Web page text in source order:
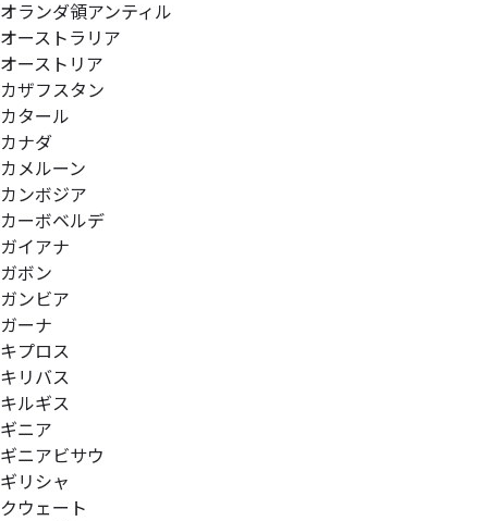
オランダ領アンティル
オーストラリア
オーストリア
カザフスタン
カタール
カナダ
カメルーン
カンボジア
カーボベルデ
ガイアナ
ガボン
ガンビア
ガーナ
キプロス
キリバス
キルギス
ギニア
ギニアビサウ
ギリシャ
クウェート